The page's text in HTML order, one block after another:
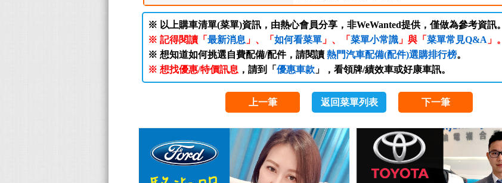
※ 以上購車清單(菜單)資訊，由熱心會員分享，非WeWanted提供，僅做為參考資訊。
※ 記得閱讀「 最新消息 」、「 如何看菜單」、「 菜單小常識」與「 菜單常見Q&A 」。
※ 想知道如何挑選自費配備/配件，請閱讀 熱門汽車配備(配件)選購排行榜。
※ 想找優惠/特價訊息 ，請到「 優惠車款」，看領牌/績效車或好康車訊。
上一筆 返回菜單列表 下一筆